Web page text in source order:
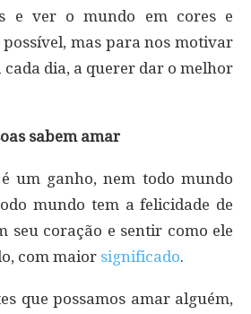
e ver o mundo em cores e
mas para nos motivar
cada dia, a querer dar o melhor
sabem amar
um ganho, nem todo mundo
mundo tem a felicidade de
seu coração e sentir como ele
com maior significado.
que possamos amar alguém,